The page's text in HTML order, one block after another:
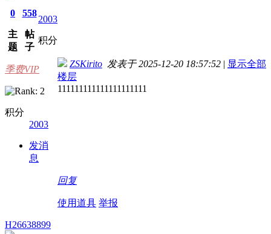
0
主
题
558
帖
子
2003
积分
季费VIP
积分
2003
发消
息
ZSKirito 发表于 2025-12-20 18:57:52 | 显示全部
楼层
111111111111111111111
回复
使用道具 举报
H26638899